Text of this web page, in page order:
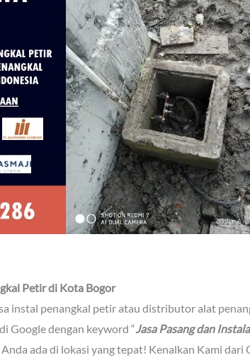
Petir di Kota Bogor
instal penangkal petir atau distributor alat
Google dengan keyword “Jasa Pasang dan
Anda ada di lokasi yang tepat! Kenalkan Kami dari